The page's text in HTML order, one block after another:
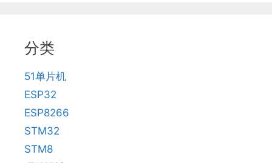
分类
51单片机
ESP32
ESP8266
STM32
STM8